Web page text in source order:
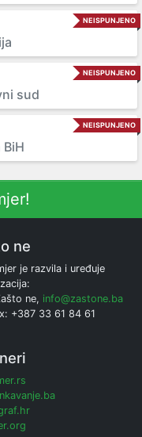
NEISPUNJENO
NEISPUNJENO
sud
NEISPUNJENO
ne
je razvila i uređuje
ne, info@zastone.ba
+387 33 61 84 61